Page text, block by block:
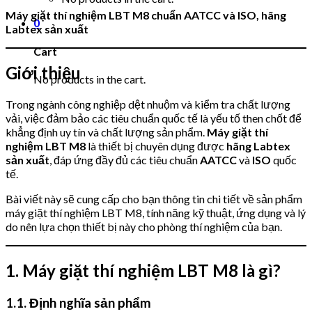
0
Cart
No products in the cart.
Máy giặt thí nghiệm LBT M8 chuẩn AATCC và ISO, hãng
Labtex sản xuất
Giới thiệu
Trong ngành công nghiệp dệt nhuộm và kiểm tra chất lượng
vải, việc đảm bảo các tiêu chuẩn quốc tế là yếu tố then chốt để
khẳng định uy tín và chất lượng sản phẩm. Máy giặt thí
nghiệm LBT M8 là thiết bị chuyên dụng được hãng Labtex
sản xuất, đáp ứng đầy đủ các tiêu chuẩnAATCCvà ISO quốc
tế.
Bài viết này sẽ cung cấp cho bạn thông tin chi tiết về sản phẩm
máy giặt thí nghiệm LBT M8, tính năng kỹ thuật, ứng dụng và lý
do nên lựa chọn thiết bị này cho phòng thí nghiệm của bạn.
1. Máy giặt thí nghiệm LBT M8 là gì?
1.1. Định nghĩa sản phẩm